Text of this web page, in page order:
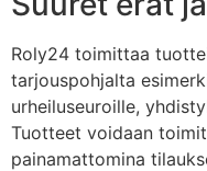
Roly24 toimittaa
tarjouspohjalta
urheiluseuroille,
Tuotteet voidaan
painamattomina